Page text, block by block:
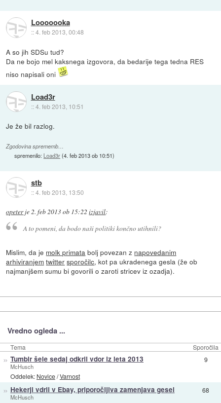
Looooooka
::4. feb 2013, 00:48
A so jih SDSu tud?
Da ne bojo mel kaksnega izgovora, da bedarije tega tedna RES
niso napisali oni
Load3r
::4. feb 2013, 10:51
Je že bil razlog.
Zgodovina sprememb…
spremenilo: Load3r(4. feb 2013 ob 10:51)
stb
::4. feb 2013, 13:50
opeterje2. feb 2013 ob 15:22 izjavil:
A to pomeni, da bodo naši politiki končno utihnili?
Mislim, da je molk primata bolj povezan z napovedanim
arhiviranjem twitter sporočilc, kot pa ukradenega gesla (že ob
najmanjšem sumu bi govorili o zaroti stricev iz ozadja).
Vredno ogleda ...
Tema Sporočila
» Tumblr šele sedaj odkril vdor iz leta 2013
McHusch
Oddelek: Novice/Varnost
9
» Hekerji vdrli v Ebay, priporočljiva zamenjava gesel
McHusch
68